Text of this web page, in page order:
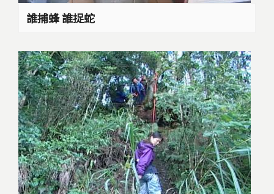
誰捕蜂 誰捉蛇